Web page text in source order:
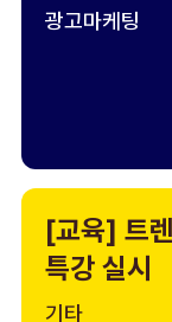
광고마케팅
[교육] 트
특강 실시
기타